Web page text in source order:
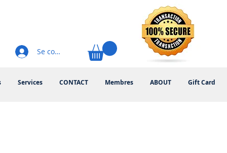
Services CONTACT Membres ABOUT Gift Card
Se connecter